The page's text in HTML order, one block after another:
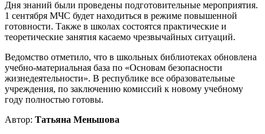
Дня знаний были проведены подготовительные мероприятия.
1 сентября МЧС будет находиться в режиме повышенной
готовности. Также в школах состоятся практические и
теоретические занятия касаемо чрезвычайных ситуаций.
Ведомство отметило, что в школьных библиотеках обновлена
учебно-материальная база по «Основам безопасности
жизнедеятельности». В республике все образовательные
учреждения, по заключению комиссий к новому учебному
году полностью готовы.
Автор: Татьяна Меньшова